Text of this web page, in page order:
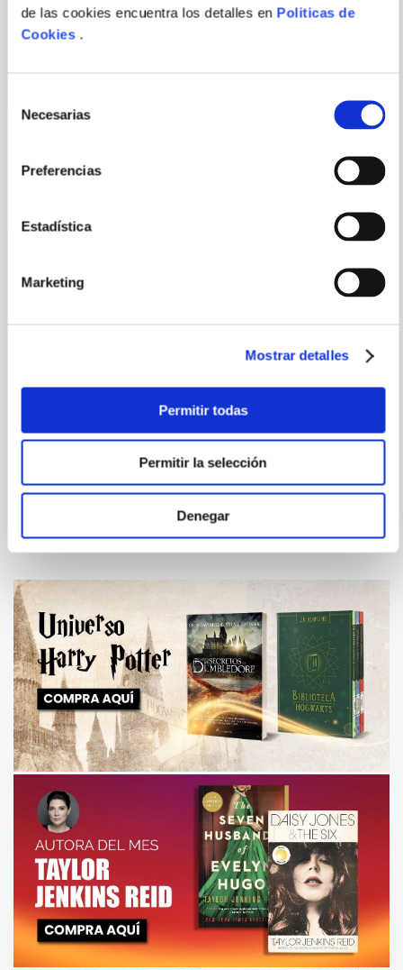
de las cookies encuentra los detalles en Politicas de
Cookies.
Necesarias
Preferencias
Estadística
Marketing
Mostrar detalles
Permitir todas
Permitir la selección
Denegar
ENVIAR
GOTOUGE
DEMON SLAYER: KIMETSU
NO YAIBA, VOL. 20
PORQUE TAMBIÉN
VER TODOS
PANDORA HEARTS 09
GOTOUGE
DEMON SLAYER: KIMETSU
NO YAIBA, VOL. 20